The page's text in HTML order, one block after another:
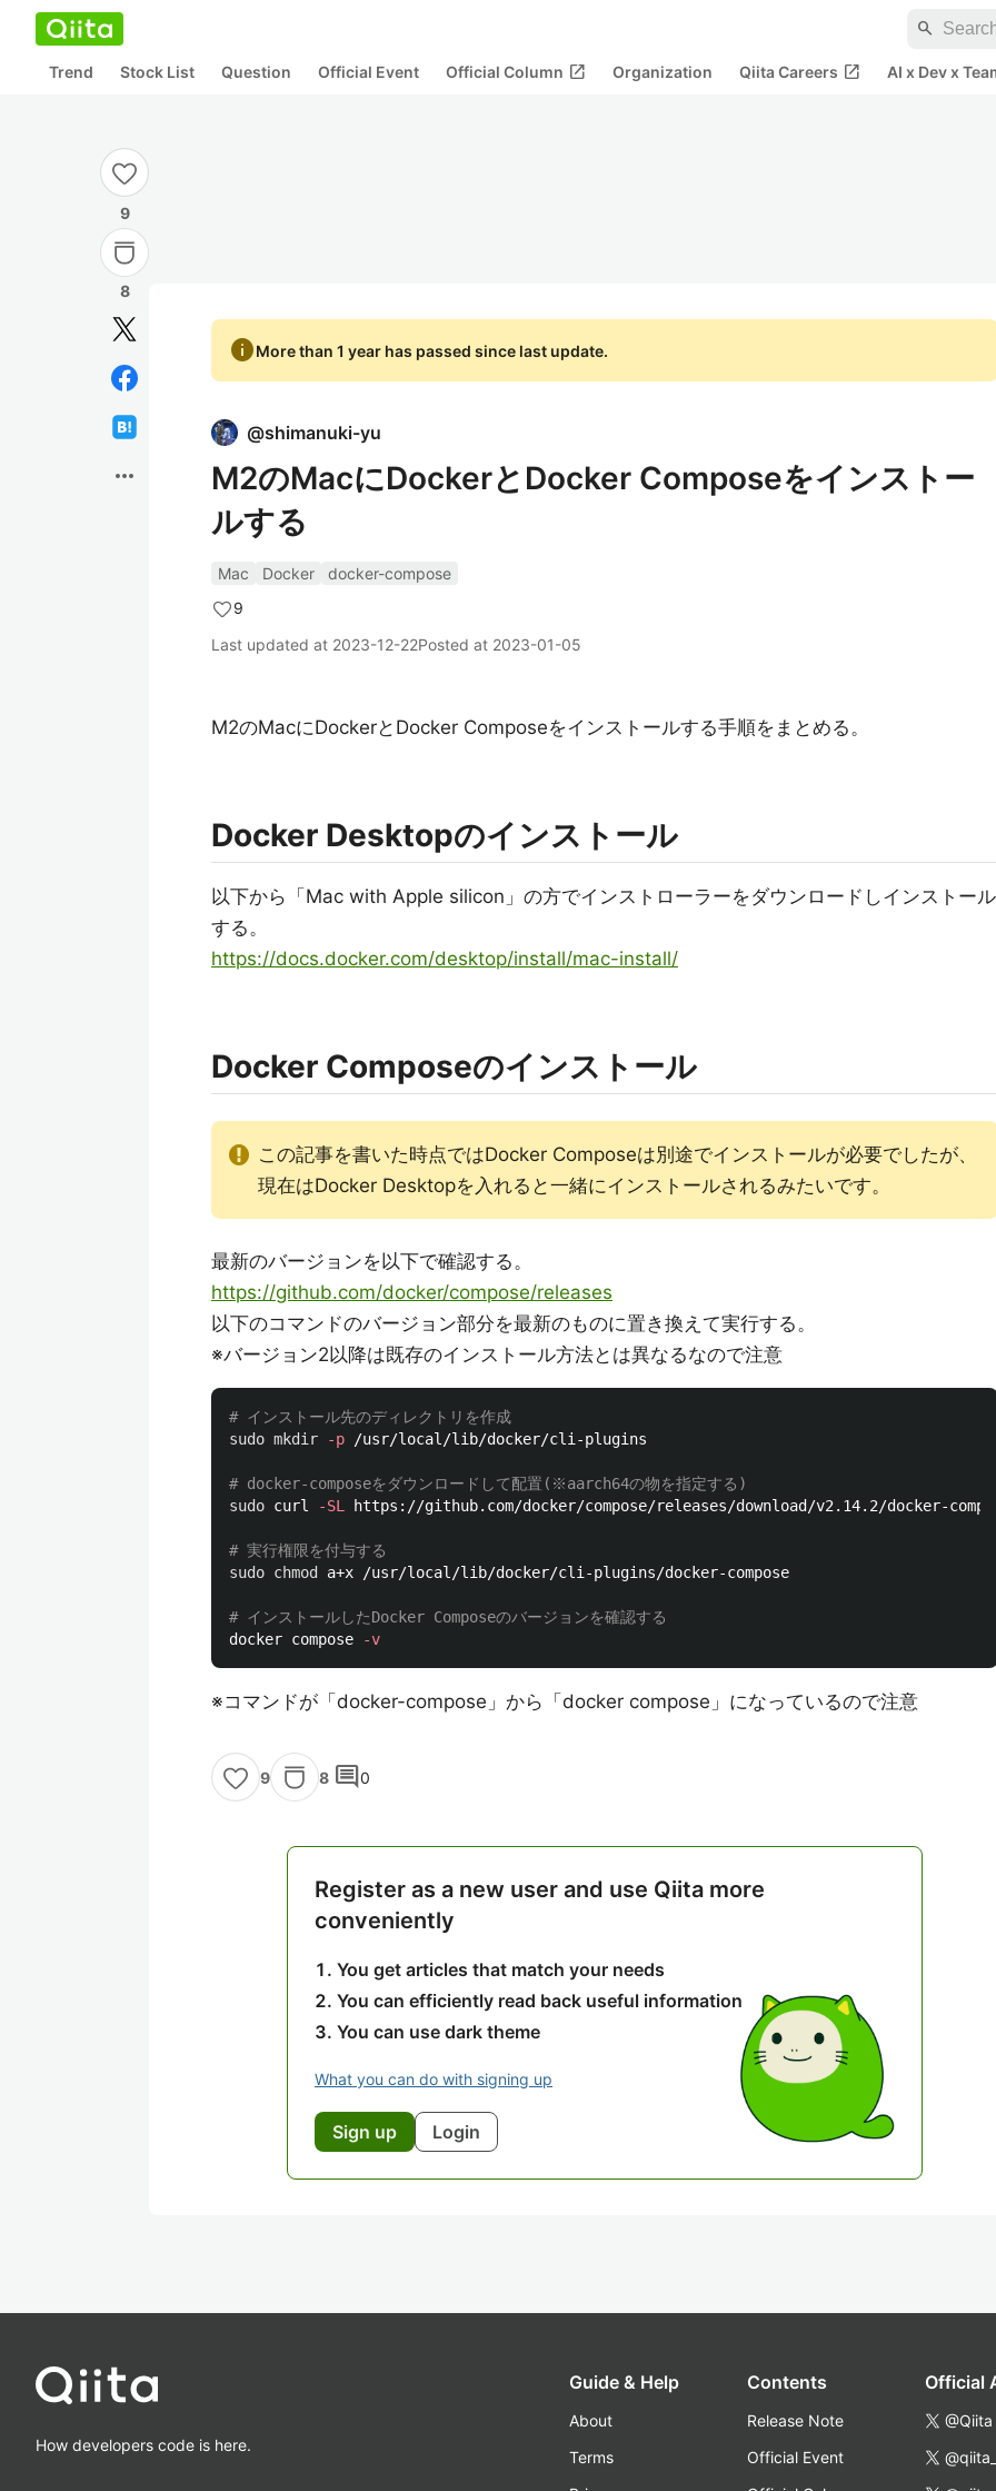
search
Trend Stock List Question Official Event Official Column open_in_new Organization Qiita Careers open_in_new AI x Dev x
9
8
more_horiz
infoMore than 1 year has passed since last update.
@shimanuki-yu
M2のMacにDockerとDocker Composeをインストー
ルする
Mac Docker
docker-compose
9
Last updated at 2023-12-22Posted at 2023-01-05
M2のMacにDockerとDocker Composeをインストールする手順をまとめる。
Docker Desktopのインストール
以下から「Mac with Apple silicon」の方でインストローラーをダウンロードしインストール
する。
https://docs.docker.com/desktop/install/mac-install/
Docker Composeのインストール
この記事を書いた時点ではDocker Composeは別途でインストールが必要でしたが、
現在はDocker Desktopを入れると一緒にインストールされるみたいです。
最新のバージョンを以下で確認する。
https://github.com/docker/compose/releases
以下のコマンドのバージョン部分を最新のものに置き換えて実行する。
※バージョン2以降は既存のインストール方法とは異なるなので注意
# インストール先のディレクトリを作成
sudo mkdir
-p /usr/local/lib/docker/cli-plugins
# docker-composeをダウンロードして配置(※aarch64の物を指定する)
sudo curl -SL https://github.com/docker/compose/releases/download/v2.14.2/docker-
# 実行権限を付与する
sudo chmod a+x /usr/local/lib/docker/cli-plugins/docker-compose
# インストールしたDocker Composeのバージョンを確認する
docker compose
-v
※コマンドが「docker-compose」から「docker compose」になっているので注意
9 8 comment0
Register as a new user and use Qiita more
conveniently
You get articles that match your needs
You can efficiently read back useful information
You can use dark theme
What you can do with signing up
Sign up Login
How developers code is here.
Guide & Help
About
Terms
Contents
Release Note
Official Event
Official
@Qiita